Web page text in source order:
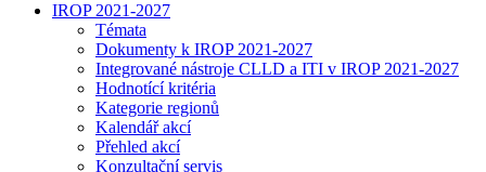
IROP 2021-2027
Témata
Dokumenty k IROP 2021-2027
Integrované nástroje CLLD a ITI v IROP 2021-2027
Hodnotící kritéria
Kategorie regionů
Kalendář akcí
Přehled akcí
Konzultační servis